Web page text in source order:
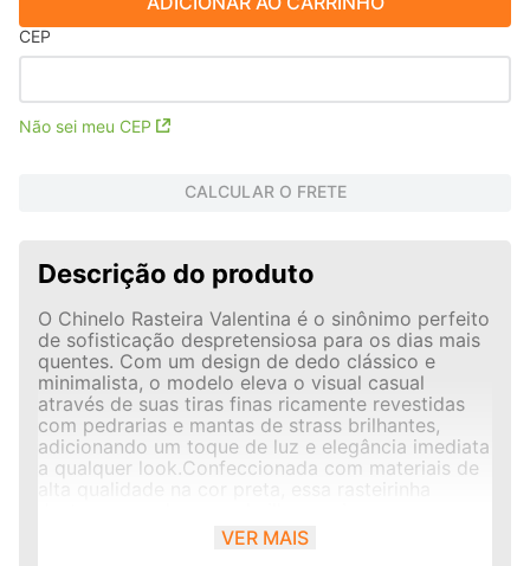
CEP
Não sei meu CEP
CALCULAR O FRETE
Descrição do produto
O Chinelo Rasteira Valentina é o sinônimo perfeito
de sofisticação despretensiosa para os dias mais
quentes. Com um design de dedo clássico e
minimalista, o modelo eleva o visual casual
através de suas tiras finas ricamente revestidas
com pedrarias e mantas de strass brilhantes,
adicionando um toque de luz e elegância imediata
a qualquer look.Confeccionada com materiais de
acabamento em pesponto perimetral e pelo
icônico selo dourado da marca Valentina
VER MAIS